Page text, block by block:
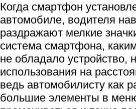
Когда смартфон
автомобиле, водителя
раздражают мелкие
система смартфона,
не обладало устройство,
использования на
ведь автомобилисту как
большие элементы в